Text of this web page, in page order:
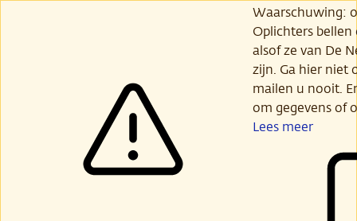
Waarschuwing:
Oplichters
alsof ze van De
zijn. Ga hier niet
mailen u nooit.
om gegevens of
Lees meer